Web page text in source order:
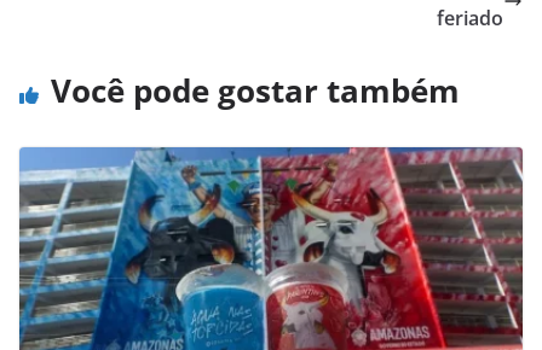
feriado
Você pode gostar também